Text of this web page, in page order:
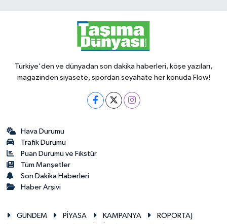
Türkiye'den ve dünyadan son dakika haberleri, köşe yazıları,
magazinden siyasete, spordan seyahate her konuda Flow!
Hava Durumu
Trafik Durumu
Puan Durumu ve Fikstür
Tüm Manşetler
Son Dakika Haberleri
Haber Arşivi
GÜNDEM PİYASA KAMPANYA
RÖPORTAJ